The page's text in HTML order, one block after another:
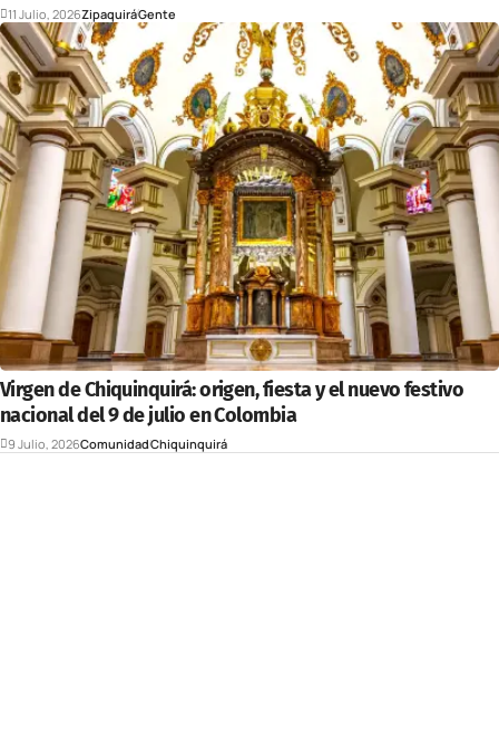
11 Julio, 2026ZipaquiráGente
Virgen de Chiquinquirá: origen, fiesta y el nuevo festivo
nacional del 9 de julio en Colombia
9 Julio, 2026ComunidadChiquinquirá